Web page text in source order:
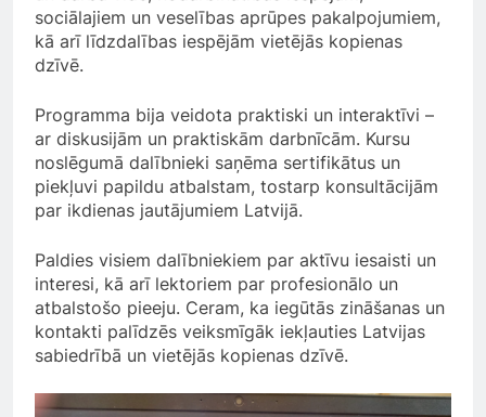
sociālajiem un veselības aprūpes pakalpojumiem,
kā arī līdzdalības iespējām vietējās kopienas
dzīvē.
Programma bija veidota praktiski un interaktīvi –
ar diskusijām un praktiskām darbnīcām. Kursu
noslēgumā dalībnieki saņēma sertifikātus un
piekļuvi papildu atbalstam, tostarp konsultācijām
par ikdienas jautājumiem Latvijā.
Paldies visiem dalībniekiem par aktīvu iesaisti un
interesi, kā arī lektoriem par profesionālo un
atbalstošo pieeju. Ceram, ka iegūtās zināšanas un
kontakti palīdzēs veiksmīgāk iekļauties Latvijas
sabiedrībā un vietējās kopienas dzīvē.